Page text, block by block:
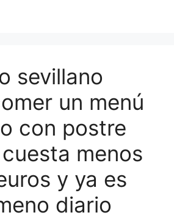
sevillano
un menú
con postre
menos
y ya es
diario